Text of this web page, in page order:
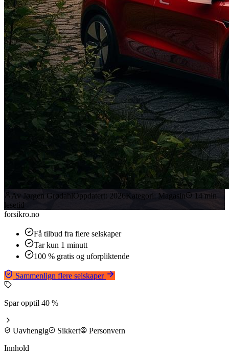
Av Jørgen Grødahl Oppdatert: 2026Kategori: Magasin 14 min
lesetid
forsikro.no
Få tilbud fra flere selskaper
Tar kun 1 minutt
100 % gratis og uforpliktende
Sammenlign flere selskaper
Spar opptil 40 %
Uavhengig Sikkert
Personvern
Innhold